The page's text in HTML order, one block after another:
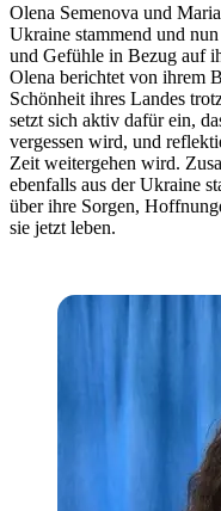
Olena Semenova und
Ukraine stammend und
und Gefühle in Bezug auf
Olena berichtet von ihrem
Schönheit ihres Landes
setzt sich aktiv dafür ein,
vergessen wird, und
Zeit weitergehen wird.
ebenfalls aus der Ukraine
über ihre Sorgen,
sie jetzt leben.